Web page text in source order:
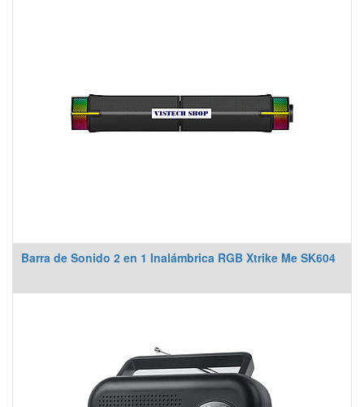
Barra de Sonido 2 en 1 Inalámbrica RGB Xtrike Me SK604